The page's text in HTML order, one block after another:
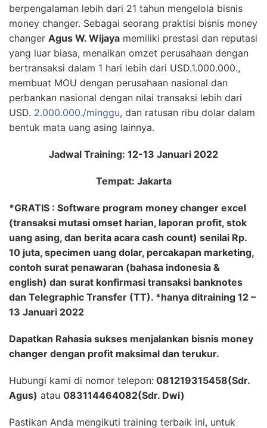
berpengalaman lebih dari 21 tahun mengelola bisnis
money changer. Sebagai seorang praktisi bisnis money
changer Agus W. Wijaya memiliki prestasi dan reputasi
yang luar biasa, menaikan omzet perusahaan dengan
bertransaksi dalam 1 hari lebih dari USD.1.000.000.,
membuat MOU dengan perusahaan nasional dan
perbankan nasional dengan nilai transaksi lebih dari
USD. 2.000.000./minggu, dan ratusan ribu dolar dalam
bentuk mata uang asing lainnya.
Jadwal Training: 12-13 Januari 2022
Tempat: Jakarta
*GRATIS : Software program money changer excel
(transaksi mutasi omset harian, laporan profit, stok
uang asing, dan berita acara cash count) senilai Rp.
10 juta, specimen uang dolar, percakapan marketing,
contoh surat penawaran (bahasa indonesia &
english) dan surat konfirmasi transaksi banknotes
dan Telegraphic Transfer (TT). *hanya ditraining 12 –
13 Januari 2022
Dapatkan Rahasia sukses menjalankan bisnis money
changer dengan profit maksimal dan terukur.
Hubungi kami di nomor telepon: 081219315458(Sdr.
Agus) atau 083114464082(Sdr. Dwi)
Pastikan Anda mengikuti training terbaik ini, untuk